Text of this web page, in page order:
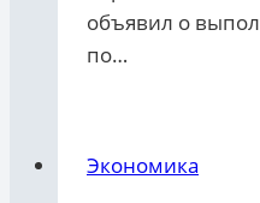
объявил о
по…
Экономика